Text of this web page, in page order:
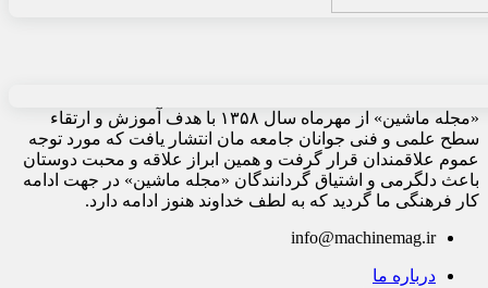
«مجله ماشین» از مهرماه سال ۱۳۵۸ با هدف آموزش و ارتقاء
سطح علمی و فنی جوانان جامعه مان انتشار یافت که مورد توجه
عموم علاقمندان قرار گرفت و همین ابراز علاقه و محبت دوستان
باعث دلگرمی و اشتیاق گردانندگان «مجله ماشین» در جهت ادامه
کار فرهنگی ما گردید که به لطف خداوند هنوز ادامه دارد.
info@machinemag.ir
درباره ما